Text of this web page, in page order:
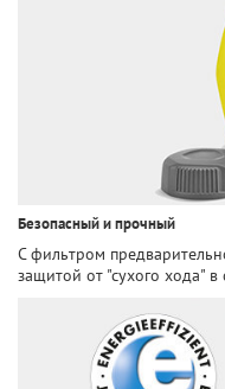
Безопасный и прочный
С фильтром
защитой от "сухого хода"